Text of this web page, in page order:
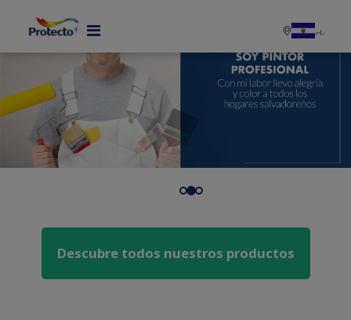
descubre todos nuestros productos